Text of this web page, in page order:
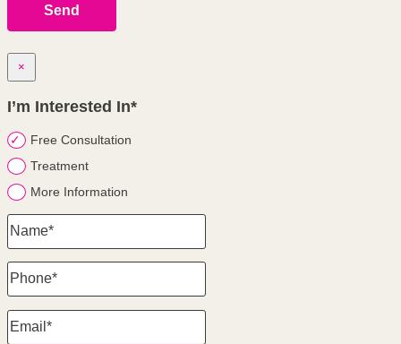
×
I’m Interested In*
Free Consultation
Treatment
More Information